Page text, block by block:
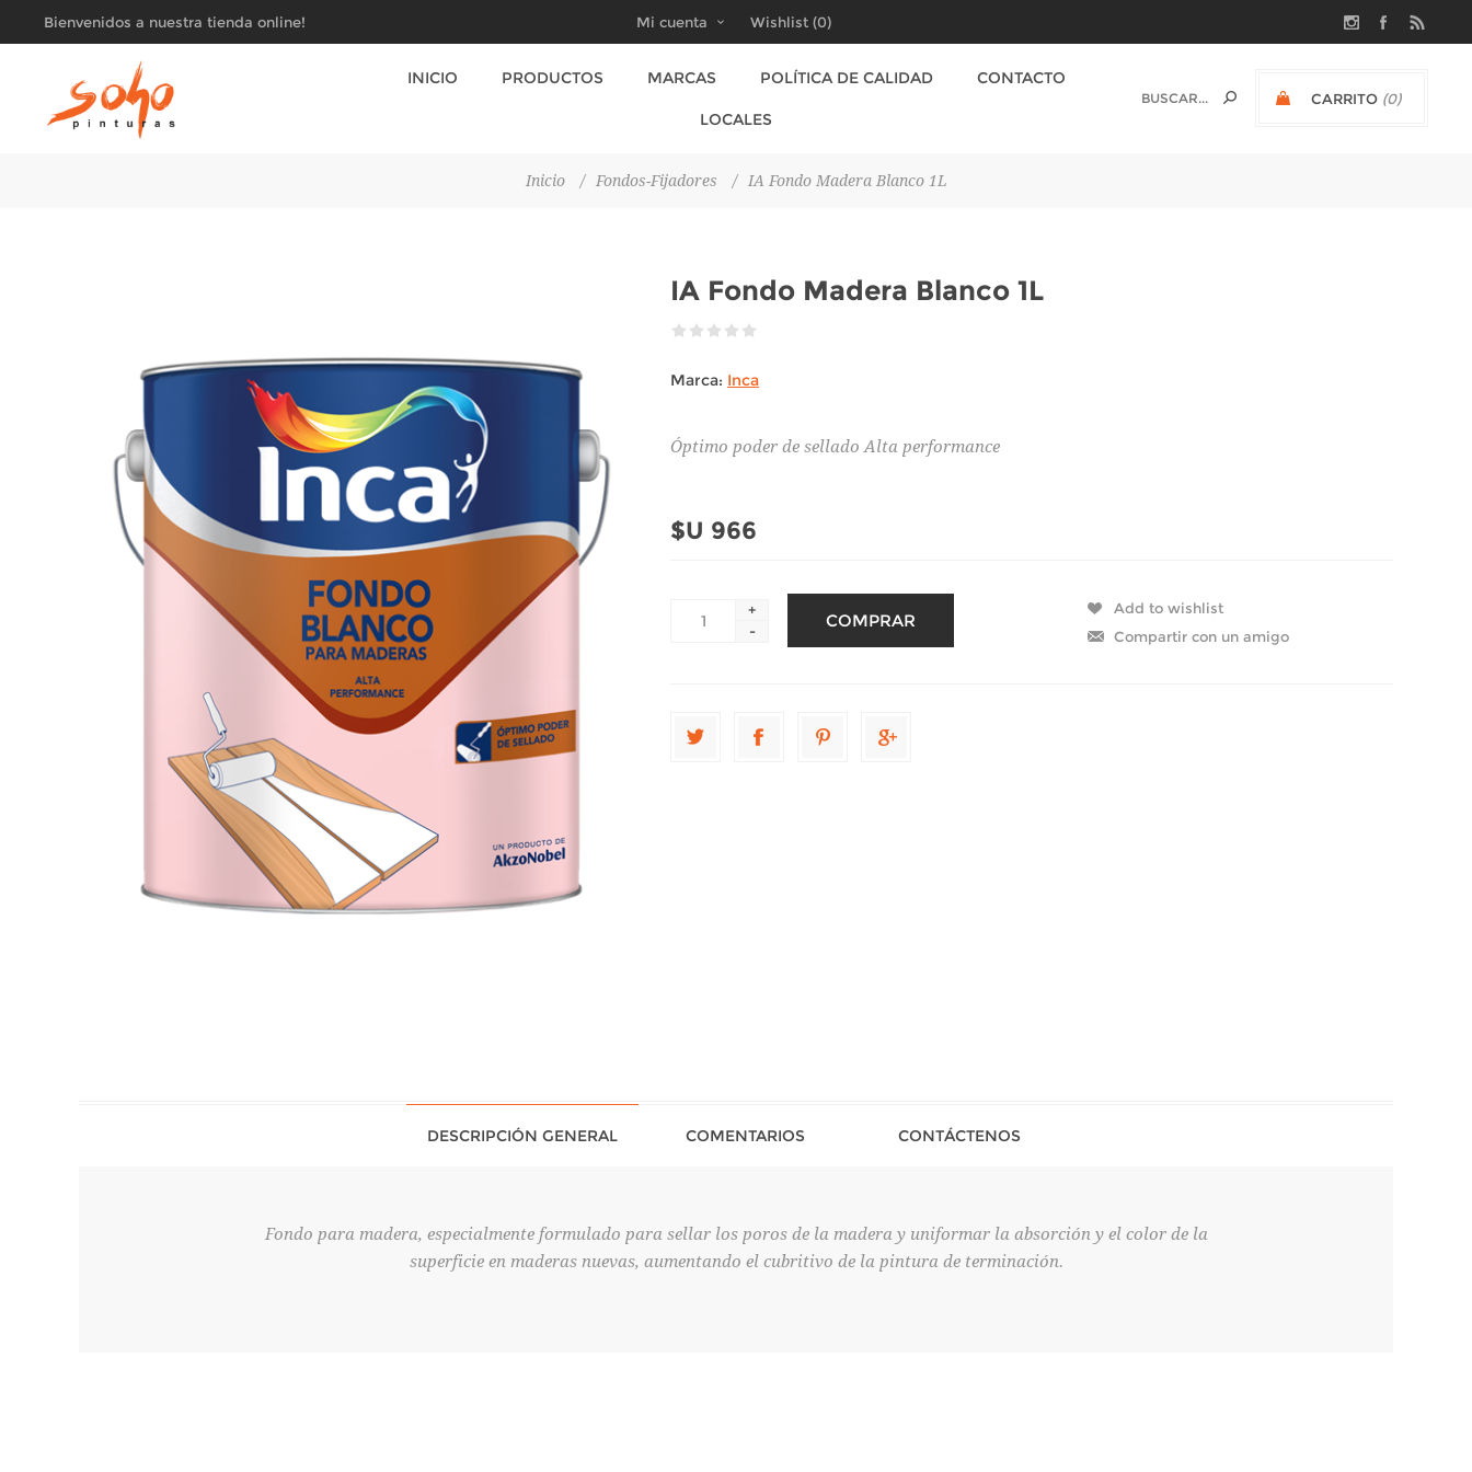
Bienvenidos a nuestra tienda online! Mi cuenta Wishlist (0)
CARRITO (0)
INICIO PRODUCTOS MARCAS POLÍTICA DE CALIDAD CONTACTO
LOCALES
Inicio / Fondos-Fijadores / IA Fondo Madera Blanco 1L
IA Fondo Madera Blanco 1L
Marca: Inca
Óptimo poder de sellado Alta performance
$U 966
+
-
DESCRIPCIÓN GENERAL COMENTARIOS CONTÁCTENOS
Fondo para madera, especialmente formulado para sellar los poros de la madera y uniformar la absorción y el color de la
superficie en maderas nuevas, aumentando el cubritivo de la pintura de terminación.